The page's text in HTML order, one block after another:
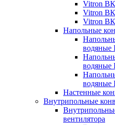
Vitron
Vitron
Vitron
Напольные
водяные
водяные
водяные
Настенные
Внутрипольные
вентилятора